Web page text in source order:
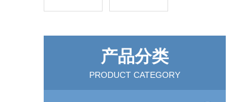
产品分类
PRODUCT CATEGORY